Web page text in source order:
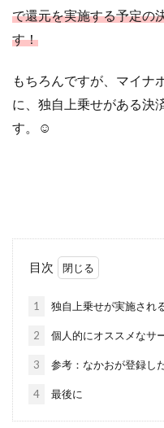
で還元を実施する予定の
す！
もちろんですが、マイナ
に、独自上乗せがある決
す。☺︎
目次
1 独自上乗せが実施さ
2 個人的にオススメなサ
3 参考：なかおが登録し
4 最後に